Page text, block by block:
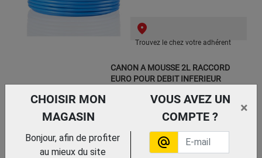
Trouvez le chez votre adhérent
CANON A MOUSSE 2L RACCORD
EURO POUR DEBIT INFERIEUR
Trouvez le chez votre adhérent
CHOISIR MON
MAGASIN
VOUS AVEZ UN
COMPTE ?
×
Bonjour, afin de profiter
au mieux du site
alternate_email